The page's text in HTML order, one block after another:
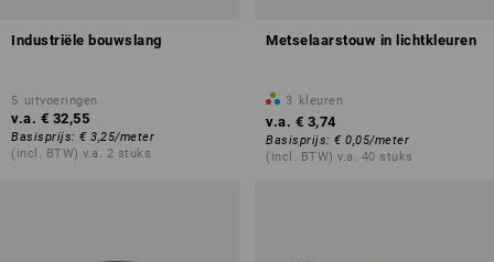
Industriële bouwslang
5 uitvoeringen
v.a. € 32,55
Basisprijs: € 3,25/meter
(incl. BTW) v.a. 2 stuks
Metselaarstouw in lichtkleuren
3 kleuren
v.a. € 3,74
Basisprijs: € 0,05/meter
(incl. BTW) v.a. 40 stuks